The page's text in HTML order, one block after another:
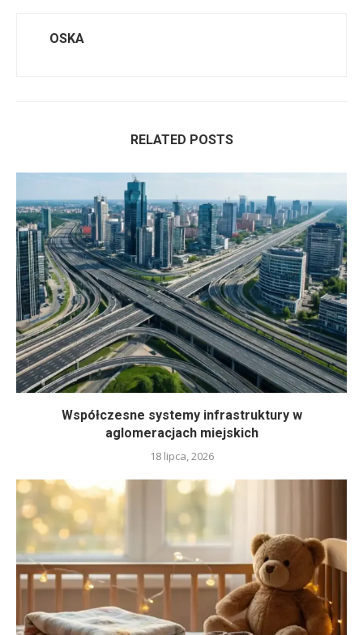
OSKA
RELATED POSTS
Współczesne systemy infrastruktury w
aglomeracjach miejskich
18 lipca, 2026